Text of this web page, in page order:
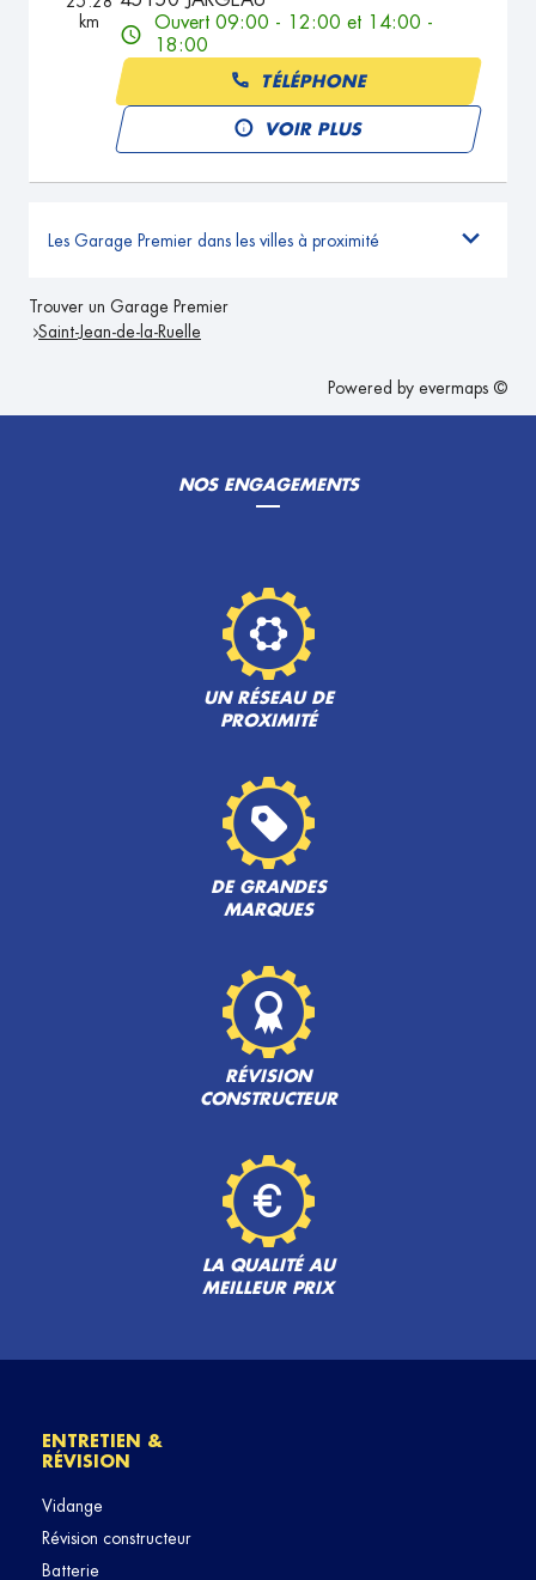
km
Ouvert 09:00 - 12:00 et 14:00 -
18:00
TÉLÉPHONE
VOIR PLUS
Les Garage Premier dans les villes à proximité
Trouver un Garage Premier
Saint-Jean-de-la-Ruelle
Powered by evermaps ©
NOS ENGAGEMENTS
UN RÉSEAU DE
PROXIMITÉ
DE GRANDES
MARQUES
RÉVISION
CONSTRUCTEUR
LA QUALITÉ AU
MEILLEUR PRIX
ENTRETIEN &
RÉVISION
Vidange
Révision constructeur
Batterie